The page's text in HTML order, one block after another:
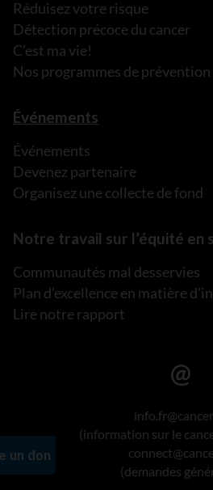
Réduisez votre risque
Détection précoce du cancer
C’est ma vie!
Nos programmes de prévention
Événements
Événements
Devenez partenaire
Organisez une collecte de fond
Notre travail sur l’équité en
Communautés mal desservies
Plan d’excellence en matière
Lire notre rapport
(information sur le
(demandes